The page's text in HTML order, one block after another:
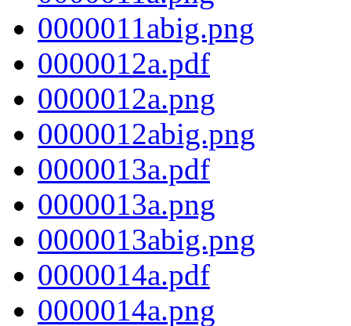
0000011abig.png
0000012a.pdf
0000012a.png
0000012abig.png
0000013a.pdf
0000013a.png
0000013abig.png
0000014a.pdf
0000014a.png